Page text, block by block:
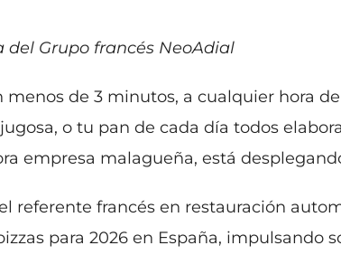
del Grupo francés NeoAdial
de 3 minutos, a cualquier hora
o tu pan de cada día todos
empresa malagueña, está
referente francés en restauración
para 2026 en España, impulsando